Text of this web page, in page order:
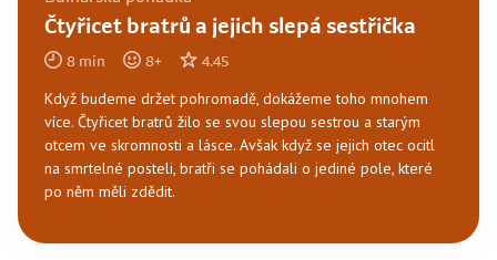
Čtyřicet bratrů a jejich slepá sestřička
8 min 8+ 4.45
Když budeme držet pohromadě, dokážeme toho mnohem
více. Čtyřicet bratrů žilo se svou slepou sestrou a starým
otcem ve skromnosti a lásce. Avšak když se jejich otec ocitl
na smrtelné posteli, bratři se pohádali o jediné pole, které
po něm měli zdědit.